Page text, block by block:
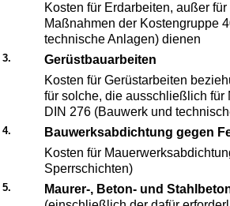
Kosten für Erdarbeiten, außer
Maßnahmen der Kostengruppe
technische Anlagen) dienen
3.
Gerüstbauarbeiten
Kosten für Gerüstarbeiten
für solche, die ausschließlich
DIN 276 (Bauwerk und
4.
Bauwerksabdichtung gegen
Kosten für
Sperrschichten)
5.
Maurer-, Beton- und